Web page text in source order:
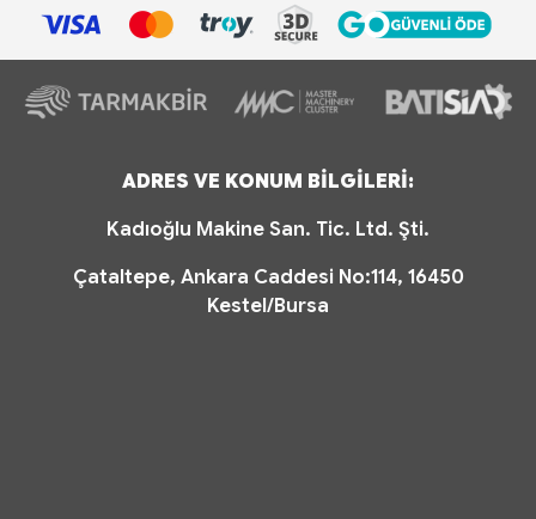
ADRES VE KONUM BİLGİLERİ:
Kadıoğlu Makine San. Tic. Ltd. Şti.
Çataltepe, Ankara Caddesi No:114, 16450
Kestel/Bursa